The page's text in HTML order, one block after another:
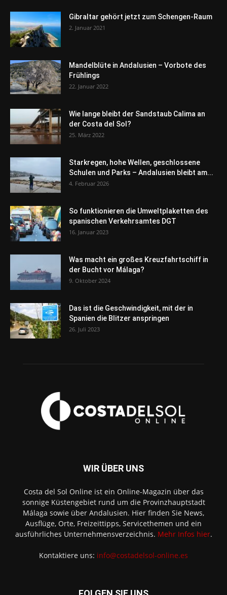
Gibraltar gehört jetzt zum Schengen-Raum
2. Januar 2021
Mandelblüte in Andalusien – Vorbote des
Frühlings
22. Januar 2022
Wie lange bleibt der Sandstaub Calima an
der Costa del Sol?
25. März 2022
Starkregen, hohe Wellen, geschlossene
Schulen und Parks – Andalusien bleibt am...
4. Februar 2026
So funktionieren die Umweltplaketten des
spanischen Verkehrsamtes DGT
16. Januar 2023
Was macht ein großes Kreuzfahrtschiff in
der Bucht vor Málaga?
9. Oktober 2024
Das ist die Geschwindigkeit, mit der in
Spanien die Blitzer anspringen
26. Juli 2023
WIR ÜBER UNS
Costa del Sol Online ist ein Online-Magazin über das
sonnige Küstengebiet rund um die Provinzhauptstadt
Málaga sowie über Andalusien. Hier finden Sie News,
Ausflüge, Orte, Freizeittipps, Servicethemen und ein
ausführliches Unternehmensverzeichnis. Mehr Infos hier.
Kontaktiere uns: info@costadelsol-online.es